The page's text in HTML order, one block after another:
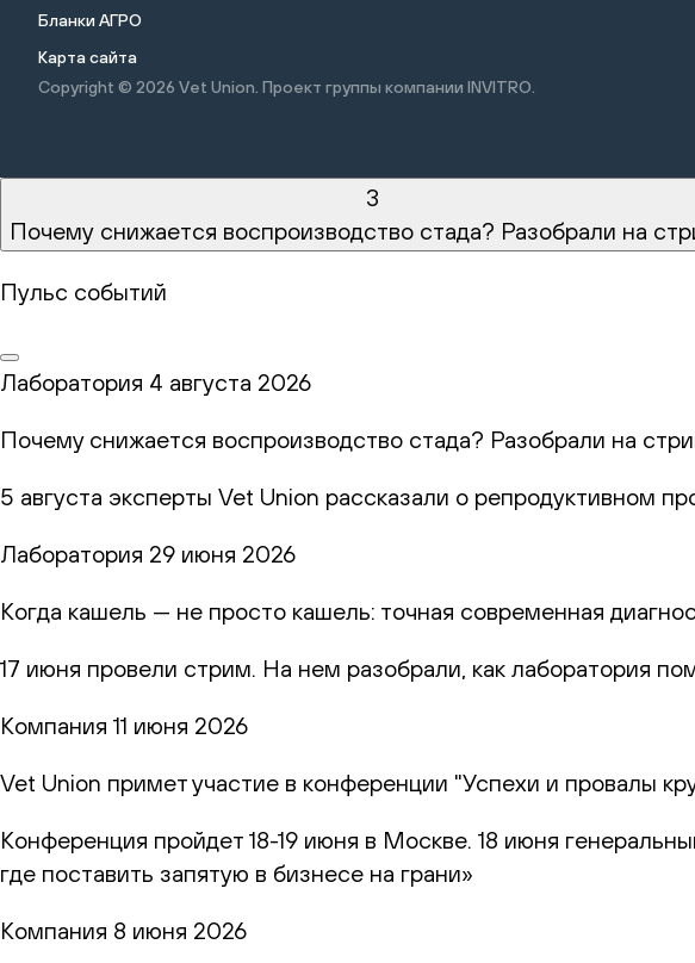
Бланки АГРО
Карта сайта
Copyright © 2026 Vet Union. Проект группы компании INVITRO.
3
Почему снижается воспроизводство стада? Разобрали на
Пульс событий
Лаборатория 4 августа 2026
Почему снижается воспроизводство стада? Разобрали на
5 августа эксперты Vet Union рассказали о репродуктивном
Лаборатория 29 июня 2026
Когда кашель — не просто кашель: точная современная
17 июня провели стрим. На нем разобрали, как лаборатория
Компания 11 июня 2026
Vet Union примет участие в конференции "Успехи и провалы
Конференция пройдет 18-19 июня в Москве. 18 июня
где поставить запятую в бизнесе на грани»
Компания 8 июня 2026